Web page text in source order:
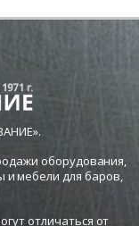
оборудования,
и мебели для баров,
отличаться от